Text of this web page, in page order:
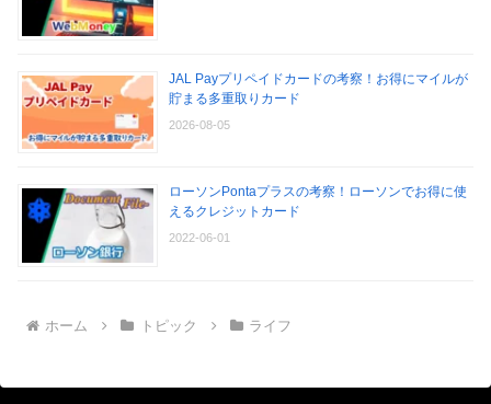
JAL Payプリペイドカードの考察！お得にマイルが
貯まる多重取りカード
2026-08-05
ローソンPontaプラスの考察！ローソンでお得に使
えるクレジットカード
2022-06-01
ホーム トピック ライフ